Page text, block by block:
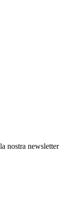
nostra newsletter